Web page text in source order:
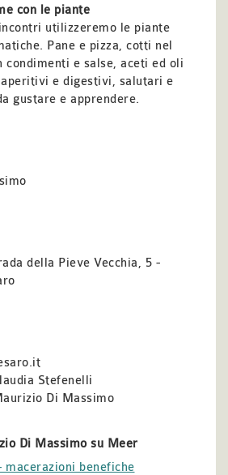
con le piante
utilizzeremo le piante
Pane e pizza, cotti nel
condimenti e salse, aceti ed oli
e digestivi, salutari e
gustare e apprendere.
della Pieve Vecchia, 5 -
Stefenelli
Di Massimo
Di Massimo su Meer
benefiche